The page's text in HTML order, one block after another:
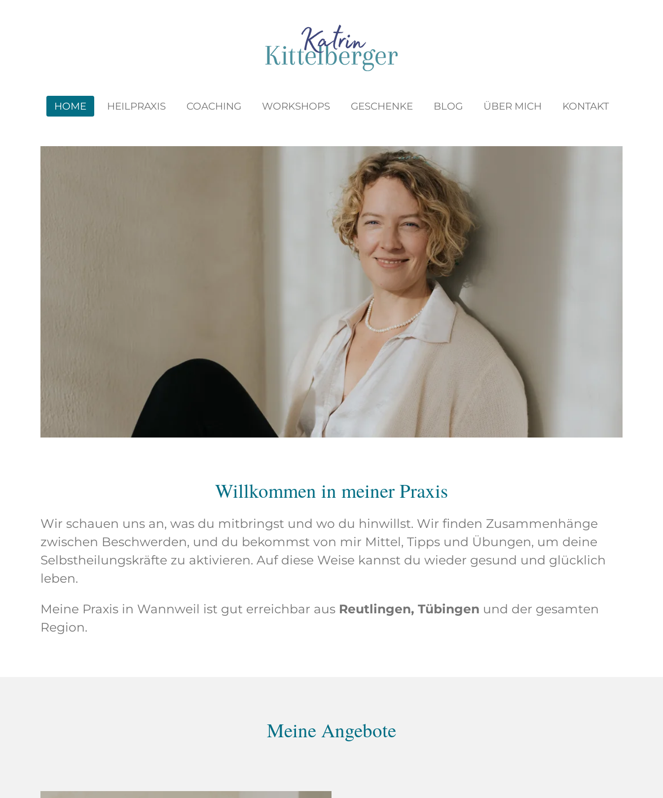
HOME HEILPRAXIS COACHING WORKSHOPS GESCHENKE BLOG ÜBER MICH KONTAKT
Willkommen in meiner Praxis
Wir schauen uns an, was du mitbringst und wo du hinwillst. Wir finden Zusammenhänge
zwischen Beschwerden, und du bekommst von mir Mittel, Tipps und Übungen, um deine
Selbstheilungskräfte zu aktivieren. Auf diese Weise kannst du wieder gesund und glücklich
leben.
Meine Praxis in Wannweil ist gut erreichbar aus Reutlingen, Tübingen und der gesamten
Region.
Meine Angebote